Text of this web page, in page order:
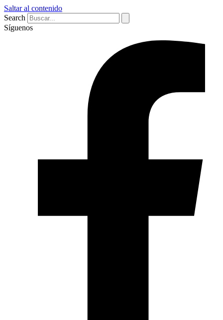
Saltar al contenido
Search
Síguenos